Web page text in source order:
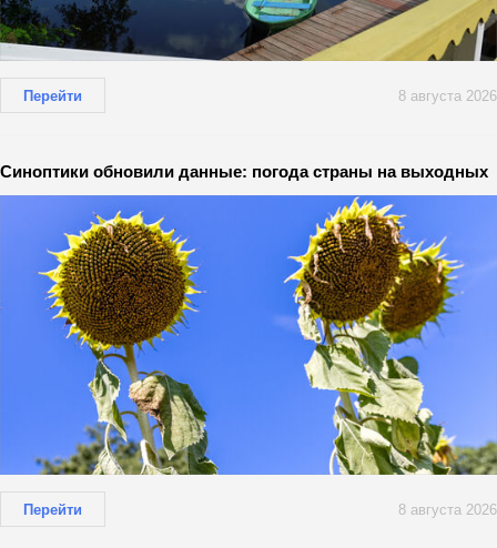
Перейти 8 августа 2026
Синоптики обновили данные: погода страны на выходных
Перейти 8 августа 2026